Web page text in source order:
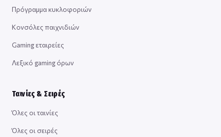
Πρόγραμμα κυκλοφοριών
Κονσόλες παιχνιδιών
Gaming εταιρείες
Λεξικό gaming όρων
Ταινίες & Σειρές
Όλες οι ταινίες
Όλες οι σειρές